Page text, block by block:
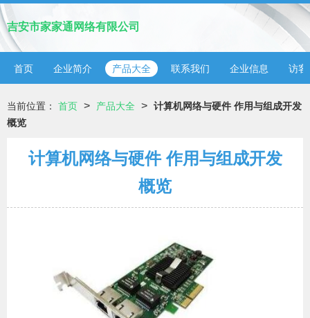
吉安市家家通网络有限公司
首页 企业简介 产品大全 联系我们 企业信息 访客
当前位置： 首页 > 产品大全 > 计算机网络与硬件 作用与组成开发
概览
计算机网络与硬件 作用与组成开发
概览